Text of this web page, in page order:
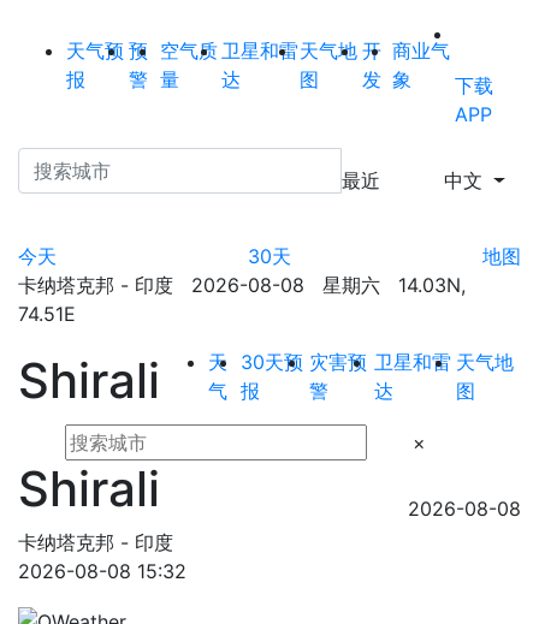
天气预
报
预
警
空气质
量
卫星和雷
达
天气地
图
开
发
商业气
象
下载
APP
最近 中文
今天 30天
地图
卡纳塔克邦 - 印度 2026-08-08 星期六 14.03N,
74.51E
Shirali
天
气
30天预
报
灾害预
警
卫星和雷
达
天气地
图
×
Shirali
卡纳塔克邦 - 印度
2026-08-08
2026-08-08 15:32